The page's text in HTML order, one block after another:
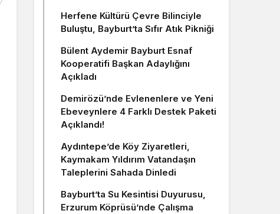
Herfene Kültürü Çevre Bilinciyle
Buluştu, Bayburt’ta Sıfır Atık Pikniği
Bülent Aydemir Bayburt Esnaf
Kooperatifi Başkan Adaylığını
Açıkladı
Demirözü’nde Evlenenlere ve Yeni
Ebeveynlere 4 Farklı Destek Paketi
Açıklandı!
Aydıntepe’de Köy Ziyaretleri,
Kaymakam Yıldırım Vatandaşın
Taleplerini Sahada Dinledi
Bayburt’ta Su Kesintisi Duyurusu,
Erzurum Köprüsü’nde Çalışma